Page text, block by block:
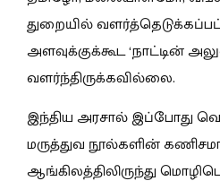
துறையில்
அளவுக்குக்கூட ‘நாட்டின்
வளர்ந்திருக்கவில்லை.
இந்திய அரசால் இப்போது
மருத்துவ நூல்களின்
ஆங்கிலத்திலிருந்து